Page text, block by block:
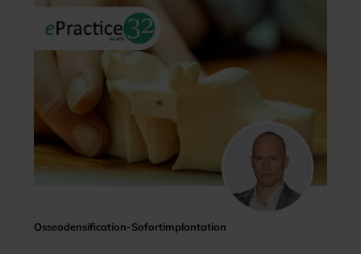
Osseodensification-Sofortimplantation